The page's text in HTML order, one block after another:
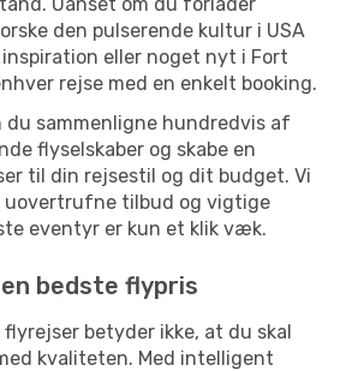
den pulserende kultur i USA
eller noget nyt i Fort
rejse med en enkelt booking.
du sammenligne hundredvis af
flyselskaber og skabe en
til din rejsestil og dit budget. Vi
uovertrufne tilbud og vigtige
eventyr er kun et klik væk.
bedste flypris
betyder ikke, at du skal
kvaliteten. Med intelligent